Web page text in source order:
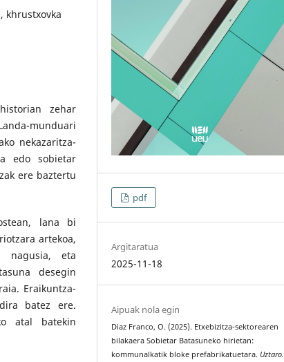
khrustxovka
zehar
munduari
nekazaritza-
edo sobietar
ere baztertu
lana bi
artekoa,
nagusia, eta
desegin
Eraikuntza-
batez ere.
atal batekin
pdf
Argitaratua
2025-11-18
Aipuak nola egin
Diaz Franco, O. (2025). Etxebizitza-sektorearen
bilakaera Sobietar Batasuneko hirietan:
kommunalkatik bloke prefabrikatuetara. Uztaro.